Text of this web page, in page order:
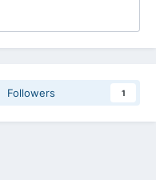
Followers 1